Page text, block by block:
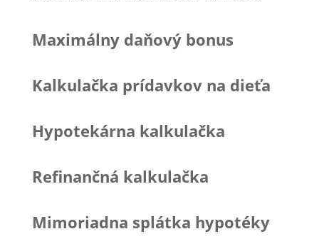
Maximálny daňový bonus
Kalkulačka prídavkov na dieťa
Hypotekárna kalkulačka
Refinančná kalkulačka
Mimoriadna splátka hypotéky